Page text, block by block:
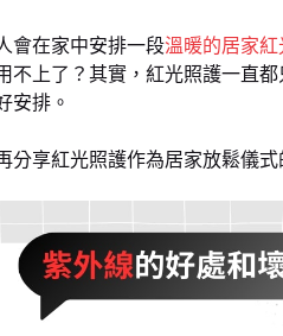
會在家中安排一段溫暖的居家紅
不上了？其實，紅光照護一直
安排。
享紅光照護作為居家放鬆儀式